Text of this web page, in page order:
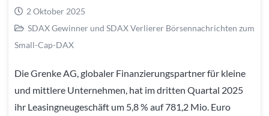
2 Oktober 2025
SDAX Gewinner und SDAX Verlierer Börsennachrichten zum
Small-Cap-DAX
Die Grenke AG, globaler Finanzierungspartner für kleine
und mittlere Unternehmen, hat im dritten Quartal 2025
ihr Leasingneugeschäft um 5,8 % auf 781,2 Mio. Euro